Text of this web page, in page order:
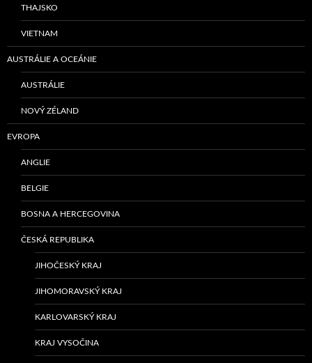
THAJSKO
VIETNAM
AUSTRÁLIE A OCEÁNIE
AUSTRÁLIE
NOVÝ ZÉLAND
EVROPA
ANGLIE
BELGIE
BOSNA A HERCEGOVINA
ČESKÁ REPUBLIKA
JIHOČESKÝ KRAJ
JIHOMORAVSKÝ KRAJ
KARLOVARSKÝ KRAJ
KRAJ VYSOČINA